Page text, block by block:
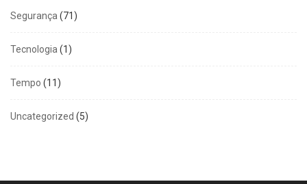
Segurança(71)
Tecnologia(1)
Tempo (11)
Uncategorized (5)